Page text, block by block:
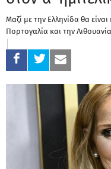
Μαζί με την Ελληνίδα θα
Πορτογαλία και την Λιθουανία